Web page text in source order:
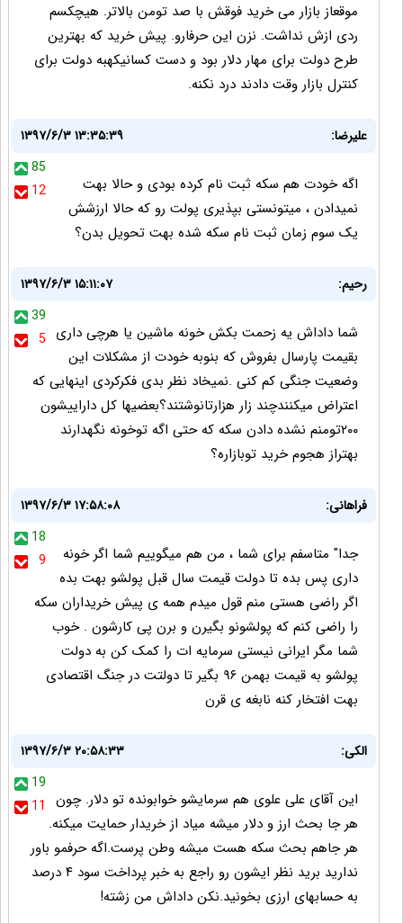
موقعاز بازار می خرید فوقش با صد تومن بالاتر. هیچکسم
ردی ازش نداشت. نزن این حرفارو. پیش خرید که بهترین
طرح دولت برای مهار دلار بود و دست کسانیکهبه دولت برای
کنترل بازار وقت دادند درد نکنه.
علیرضا:
۱۳۹۷/۶/۳ ۱۳:۳۵:۳۹
85
12
اگه خودت هم سکه ثبت نام کرده بودی و حالا بهت
نمیدادن ، میتونستی بپذیری پولت رو که حالا ارزشش
یک سوم زمان ثبت نام سکه شده بهت تحویل بدن؟
رحیم:
۱۳۹۷/۶/۳ ۱۵:۱۱:۰۷
39
5 شما داداش یه زحمت بکش خونه ماشین یا هرچی داری
بقیمت پارسال بفروش که بنوبه خودت از مشکلات این
وضعیت جنگی کم کنی .نمیخاد نظر بدی فکرکردی اینهایی که
اعتراض میکنندچند زار هزارتانوشتند؟بعضیها کل داراییشون
۲۰۰تومنم نشده دادن سکه که حتی اگه توخونه نگهدارند
بهتراز هجوم خرید توبازاره؟
فراهانی:
۱۳۹۷/۶/۳ ۱۷:۵۸:۰۸
18
9
جدا" متاسفم برای شما ، من هم میگوییم شما اگر خونه
داری پس بده تا دولت قیمت سال قبل پولشو بهت بده
اگر راضی هستی منم قول میدم همه ی پیش خریداران سکه
را راضی کنم که پولشونو بگیرن و برن پی کارشون . خوب
شما مگر ایرانی نیستی سرمایه ات را کمک کن به دولت
پولشو به قیمت بهمن ۹۶ بگیر تا دولتت در جنگ اقتصادی
بهت افتخار کنه نابغه ی قرن
الکی:
۱۳۹۷/۶/۳ ۲۰:۵۸:۳۳
19
11
این آقای علی علوی هم سرمایشو خوابونده تو دلار. چون
هر جا بحث ارز و دلار میشه میاد از خریدار حمایت میکنه.
هر جاهم بحث سکه هست میشه وطن پرست.اگه حرفمو باور
ندارید برید نظر ایشون رو راجع به خبر پرداخت سود ۴ درصد
به حسابهای ارزی بخونید.نکن داداش من زشته!